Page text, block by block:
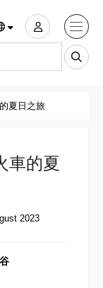
夏日之旅
車的夏
2023